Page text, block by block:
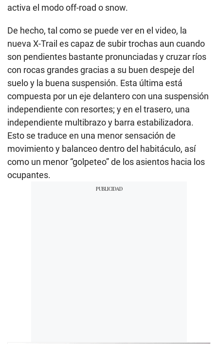
activa el modo off-road o snow.
De hecho, tal como se puede ver en el video, la
nueva X-Trail es capaz de subir trochas aun cuando
son pendientes bastante pronunciadas y cruzar ríos
con rocas grandes gracias a su buen despeje del
suelo y la buena suspensión. Esta última está
compuesta por un eje delantero con una suspensión
independiente con resortes; y en el trasero, una
independiente multibrazo y barra estabilizadora.
Esto se traduce en una menor sensación de
movimiento y balanceo dentro del habitáculo, así
como un menor “golpeteo” de los asientos hacia los
ocupantes.